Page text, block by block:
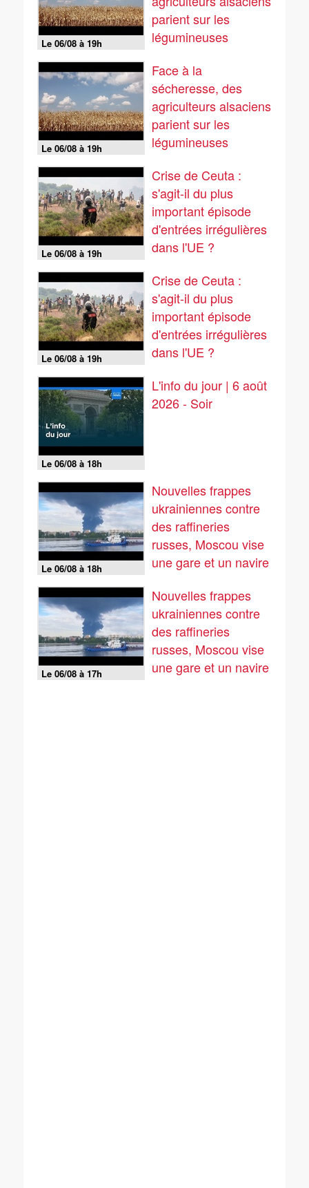
Le 06/08 à 19h
parient sur les
légumineuses
Le 06/08 à 19h
Face à la
sécheresse, des
agriculteurs alsaciens
parient sur les
légumineuses
Le 06/08 à 19h
Crise de Ceuta :
s'agit-il du plus
important épisode
d'entrées irrégulières
dans l'UE ?
Le 06/08 à 19h
Crise de Ceuta :
s'agit-il du plus
important épisode
d'entrées irrégulières
dans l'UE ?
Le 06/08 à 18h
L'info du jour | 6 août
2026 - Soir
Le 06/08 à 18h
Nouvelles frappes
ukrainiennes contre
des raffineries
russes, Moscou vise
une gare et un navire
Le 06/08 à 17h
Nouvelles frappes
ukrainiennes contre
des raffineries
russes, Moscou vise
une gare et un navire